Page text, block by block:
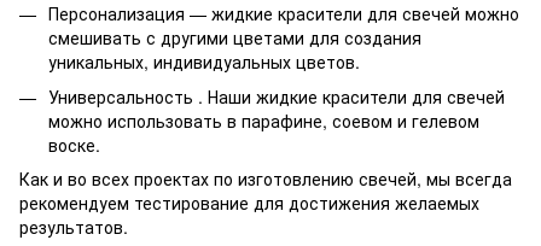
Персонализация — жидкие красители для свечей можно
смешивать с другими цветами для создания
уникальных, индивидуальных цветов.
Универсальность . Наши жидкие красители для свечей
можно использовать в парафине, соевом и гелевом
воске.
Как и во всех проектах по изготовлению свечей, мы всегда
рекомендуем тестирование для достижения желаемых
результатов.